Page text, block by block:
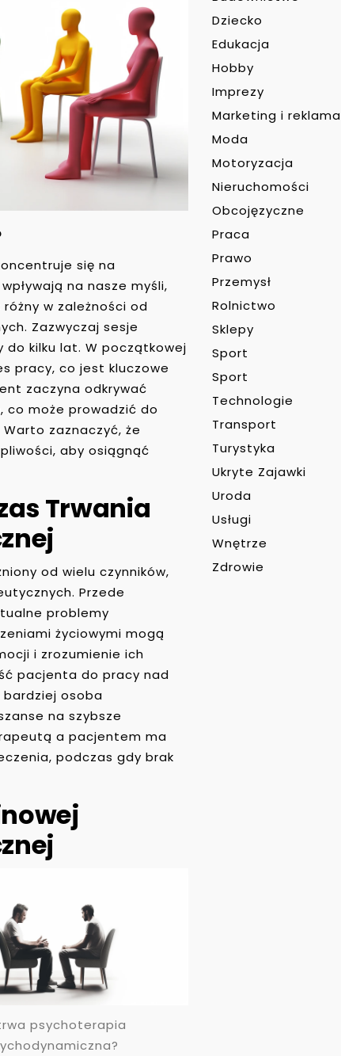
się na
na nasze myśli,
w zależności od
Zazwyczaj sesje
kilku lat. W początkowej
pracy, co jest kluczowe
zaczyna odkrywać
co może prowadzić do
zaznaczyć, że
aby osiągnąć
Trwania
od wielu czynników,
Przede
problemy
życiowymi mogą
i zrozumienie ich
pacjenta do pracy nad
osoba
na szybsze
a pacjentem ma
podczas gdy brak
psychoterapia
Dziecko
Edukacja
Hobby
Imprezy
Marketing i reklama
Moda
Motoryzacja
Nieruchomości
Obcojęzyczne
Praca
Prawo
Przemysł
Rolnictwo
Sklepy
Sport
Sport
Technologie
Transport
Turystyka
Ukryte Zajawki
Uroda
Usługi
Wnętrze
Zdrowie